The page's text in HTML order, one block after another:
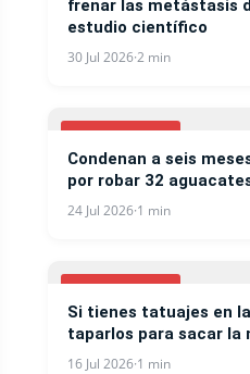
frenar las metástasis
estudio científico
30 Jul 2026·2 min
CURIOSIDADES
Condenan a seis
por robar 32
24 Jul 2026·1 min
CURIOSIDADES
Si tienes tatuajes en
taparlos para sacar la
16 Jul 2026·1 min